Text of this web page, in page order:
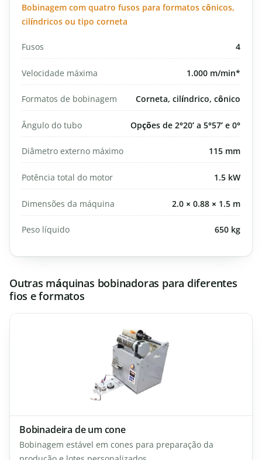
Bobinagem com quatro fusos para formatos cônicos,
cilíndricos ou tipo corneta
Fusos 4
Velocidade máxima 1.000 m/min*
Formatos de bobinagem Corneta, cilíndrico, cônico
Ângulo do tubo Opções de 2°20’ a 5°57’ e 0°
Diâmetro externo máximo 115 mm
Potência total do motor 1.5 kW
Dimensões da máquina 2.0 × 0.88 × 1.5 m
Peso líquido 650 kg
Outras máquinas bobinadoras para diferentes
fios e formatos
Bobinadeira de um cone
Bobinagem estável em cones para preparação da